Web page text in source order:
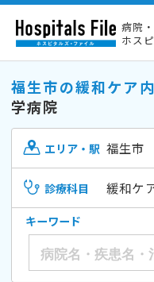
病院
ホス
福生市の緩和ケア
学病院
エリア・駅 福生市
診療科目 緩和ケ
キーワード